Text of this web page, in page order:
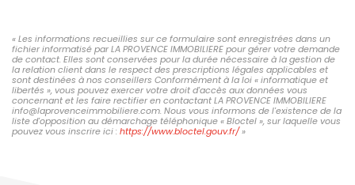
« Les informations recueillies sur ce formulaire sont enregistrées dans un
fichier informatisé par LA PROVENCE IMMOBILIERE pour gérer votre demande
de contact. Elles sont conservées pour la durée nécessaire à la gestion de
la relation client dans le respect des prescriptions légales applicables et
sont destinées à nos conseillers Conformément à la loi « informatique et
libertés », vous pouvez exercer votre droit d'accès aux données vous
concernant et les faire rectifier en contactant LA PROVENCE IMMOBILIERE
info@laprovenceimmobiliere.com. Nous vous informons de l'existence de la
liste d'opposition au démarchage téléphonique « Bloctel », sur laquelle vous
pouvez vous inscrire ici : https://www.bloctel.gouv.fr/»